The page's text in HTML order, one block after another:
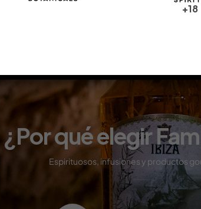
¿Por qué elegir
Espirituosos, infusiones y productos
+18